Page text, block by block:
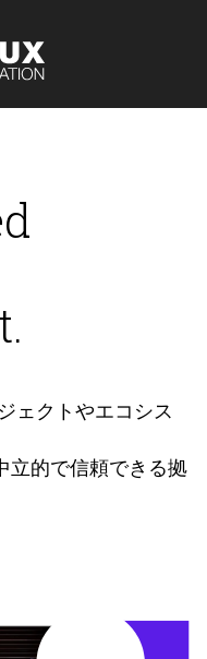
ェクトやエコシス
立的で信頼できる拠